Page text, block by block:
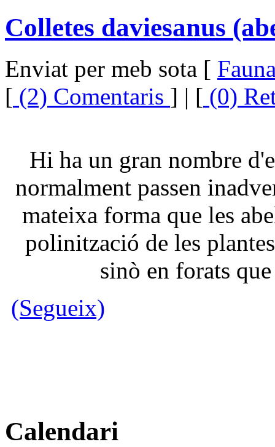
Colletes daviesanus
Enviat per meb sota [
[ (2) Comentaris ] | [ (0)
Hi ha un gran nombre
normalment passen
mateixa forma que les
polinització de les
sinò en forats
(Segueix)
Calendari